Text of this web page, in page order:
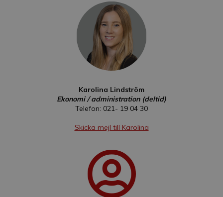
Karolina Lindström
Ekonomi / administration (deltid)
Telefon: 021- 19 04 30
Skicka mejl till Karolina